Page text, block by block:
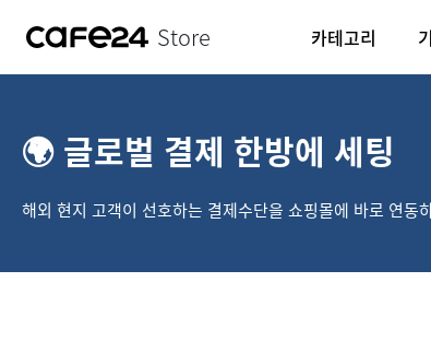
Store 카테고리
🌍 글로벌 결제 한방에 세팅
해외 현지 고객이 선호하는 결제수단을 쇼핑몰에 바로 연동